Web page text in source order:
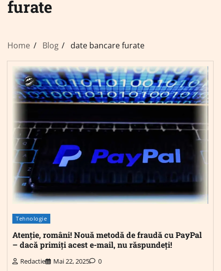
furate
Home Blog date bancare furate
Tehnologie
Atenție, români! Nouă metodă de fraudă cu PayPal
– dacă primiți acest e-mail, nu răspundeți!
Redactie Mai 22, 2025 0